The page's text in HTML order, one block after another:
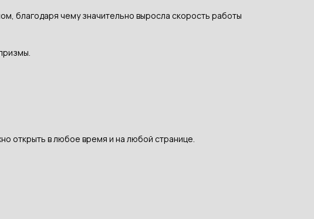
благодаря чему значительно выросла скорость работы
открыть в любое время и на любой странице.